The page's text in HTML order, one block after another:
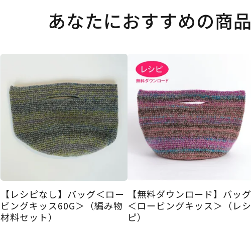
あなたにおすすめの商品
【レシピなし】バッグ＜ロー
ビングキッス60G＞（編み物
材料セット）
【無料ダウンロード】バッグ
＜ロービングキッス＞（レシ
ピ）